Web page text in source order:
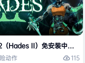
Hades II）免安装中文版
动作
115